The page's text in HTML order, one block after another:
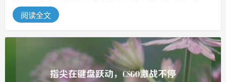
的世界，帮我打开逆战”寥寥...
阅读全文